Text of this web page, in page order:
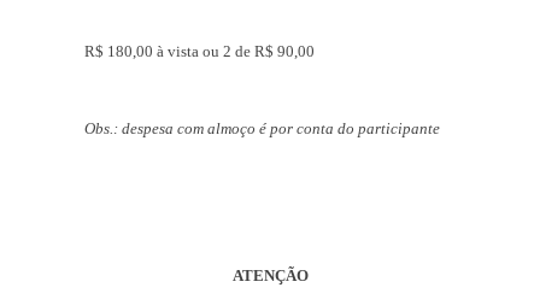
R$ 180,00 à vista ou 2 de R$ 90,00
Obs.: despesa com almoço é por conta do participante
ATENÇÃO